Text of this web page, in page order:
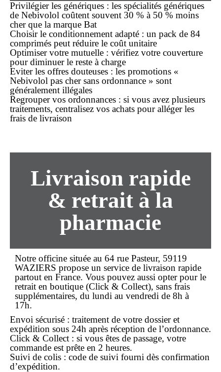
Privilégier les génériques : les spécialités génériques
de Nebivolol coûtent souvent 30 % à 50 % moins
cher que la marque Bat
Choisir le conditionnement adapté : un pack de 84
comprimés peut réduire le coût unitaire
Optimiser votre mutuelle : vérifiez votre couverture
pour diminuer le reste à charge
Eviter les offres douteuses : les promotions «
Nebivolol pas cher sans ordonnance » sont
généralement illégales
Regrouper vos ordonnances : si vous avez plusieurs
traitements, centralisez vos achats pour alléger les
frais de livraison
Livraison rapide
& retrait à la
pharmacie
Notre officine située au 64 rue Pasteur, 59119
WAZIERS propose un service de livraison rapide
partout en France. Vous pouvez aussi opter pour le
retrait en boutique (Click & Collect), sans frais
supplémentaires, du lundi au vendredi de 8h à
17h.
Envoi sécurisé : traitement de votre dossier et
expédition sous 24h après réception de l’ordonnance.
Click & Collect : si vous êtes de passage, votre
commande est prête en 2 heures.
Suivi de colis : code de suivi fourni dès confirmation
d’expédition.